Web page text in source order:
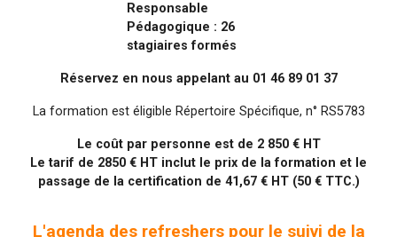
Responsable
Pédagogique : 26
stagiaires formés
Réservez en nous appelant au 01 46 89 01 37
La formation est éligible Répertoire Spécifique, n° RS5783
Le coût par personne est de 2 850 € HT
Le tarif de 2850 € HT inclut le prix de la formation et le
passage de la certification de 41,67 € HT (50 € TTC.)
L'agenda des refreshers pour le suivi de la